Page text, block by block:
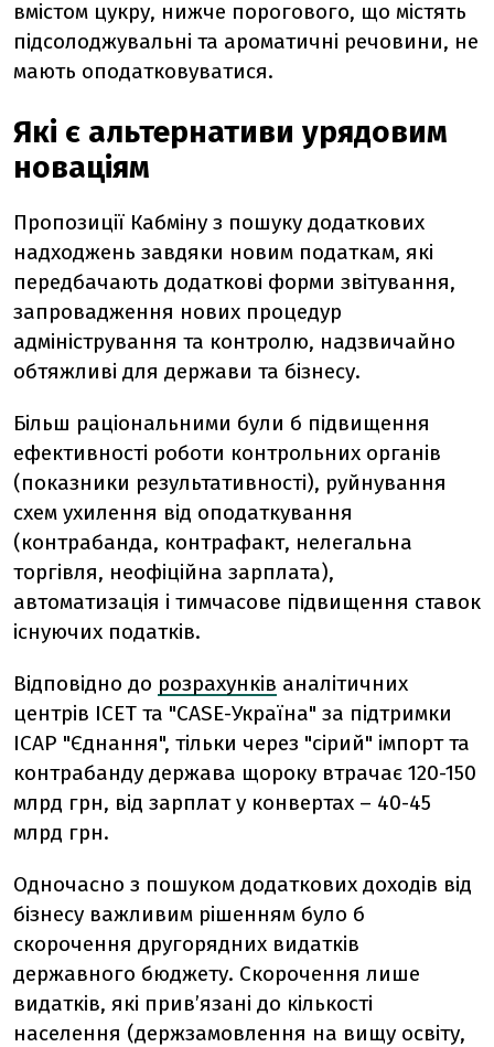
вмістом цукру, нижче порогового, що містять
підсолоджувальні та ароматичні речовини, не
мають оподатковуватися.
Які є альтернативи урядовим
новаціям
Пропозиції Кабміну з пошуку додаткових
надходжень завдяки новим податкам, які
передбачають додаткові форми звітування,
запровадження нових процедур
адміністрування та контролю, надзвичайно
обтяжливі для держави та бізнесу.
Більш раціональними були б підвищення
ефективності роботи контрольних органів
(показники результативності), руйнування
схем ухилення від оподаткування
(контрабанда, контрафакт, нелегальна
торгівля, неофіційна зарплата),
автоматизація і тимчасове підвищення ставок
існуючих податків.
Відповідно до розрахунків аналітичних
центрів ІСЕТ та "CASE-Україна" за підтримки
ІСАР "Єднання", тільки через "сірий" імпорт та
контрабанду держава щороку втрачає 120-150
млрд грн, від зарплат у конвертах – 40-45
млрд грн.
Одночасно з пошуком додаткових доходів від
бізнесу важливим рішенням було б
скорочення другорядних видатків
державного бюджету. Скорочення лише
видатків, які прив’язані до кількості
населення (держзамовлення на вищу освіту,